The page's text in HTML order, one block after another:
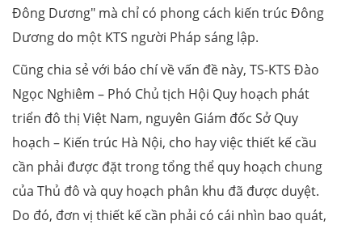
Đông Dương" mà chỉ có phong cách kiến trúc Đông
Dương do một KTS người Pháp sáng lập.
Cũng chia sẻ với báo chí về vấn đề này, TS-KTS Đào
Ngọc Nghiêm – Phó Chủ tịch Hội Quy hoạch phát
triển đô thị Việt Nam, nguyên Giám đốc Sở Quy
hoạch – Kiến trúc Hà Nội, cho hay việc thiết kế cầu
cần phải được đặt trong tổng thể quy hoạch chung
của Thủ đô và quy hoạch phân khu đã được duyệt.
Do đó, đơn vị thiết kế cần phải có cái nhìn bao quát,